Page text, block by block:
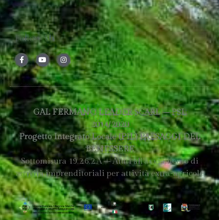
Follow Us
GAL FERMANO LEADER SCARL – PSL
2014/2020
Progetto Integrato Locale (PIL) PAESAGGI DEL
BENESSERE
Sottomisura 19.2.6.2.A – Aiuti all’avviamento di
attività imprenditoriali per attività extra-agricole